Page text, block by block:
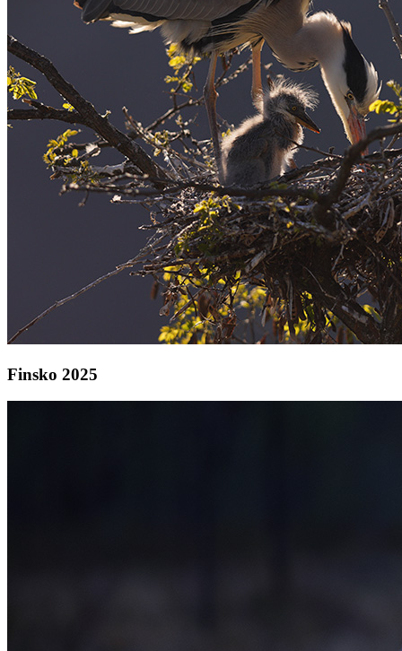
Finsko 2025